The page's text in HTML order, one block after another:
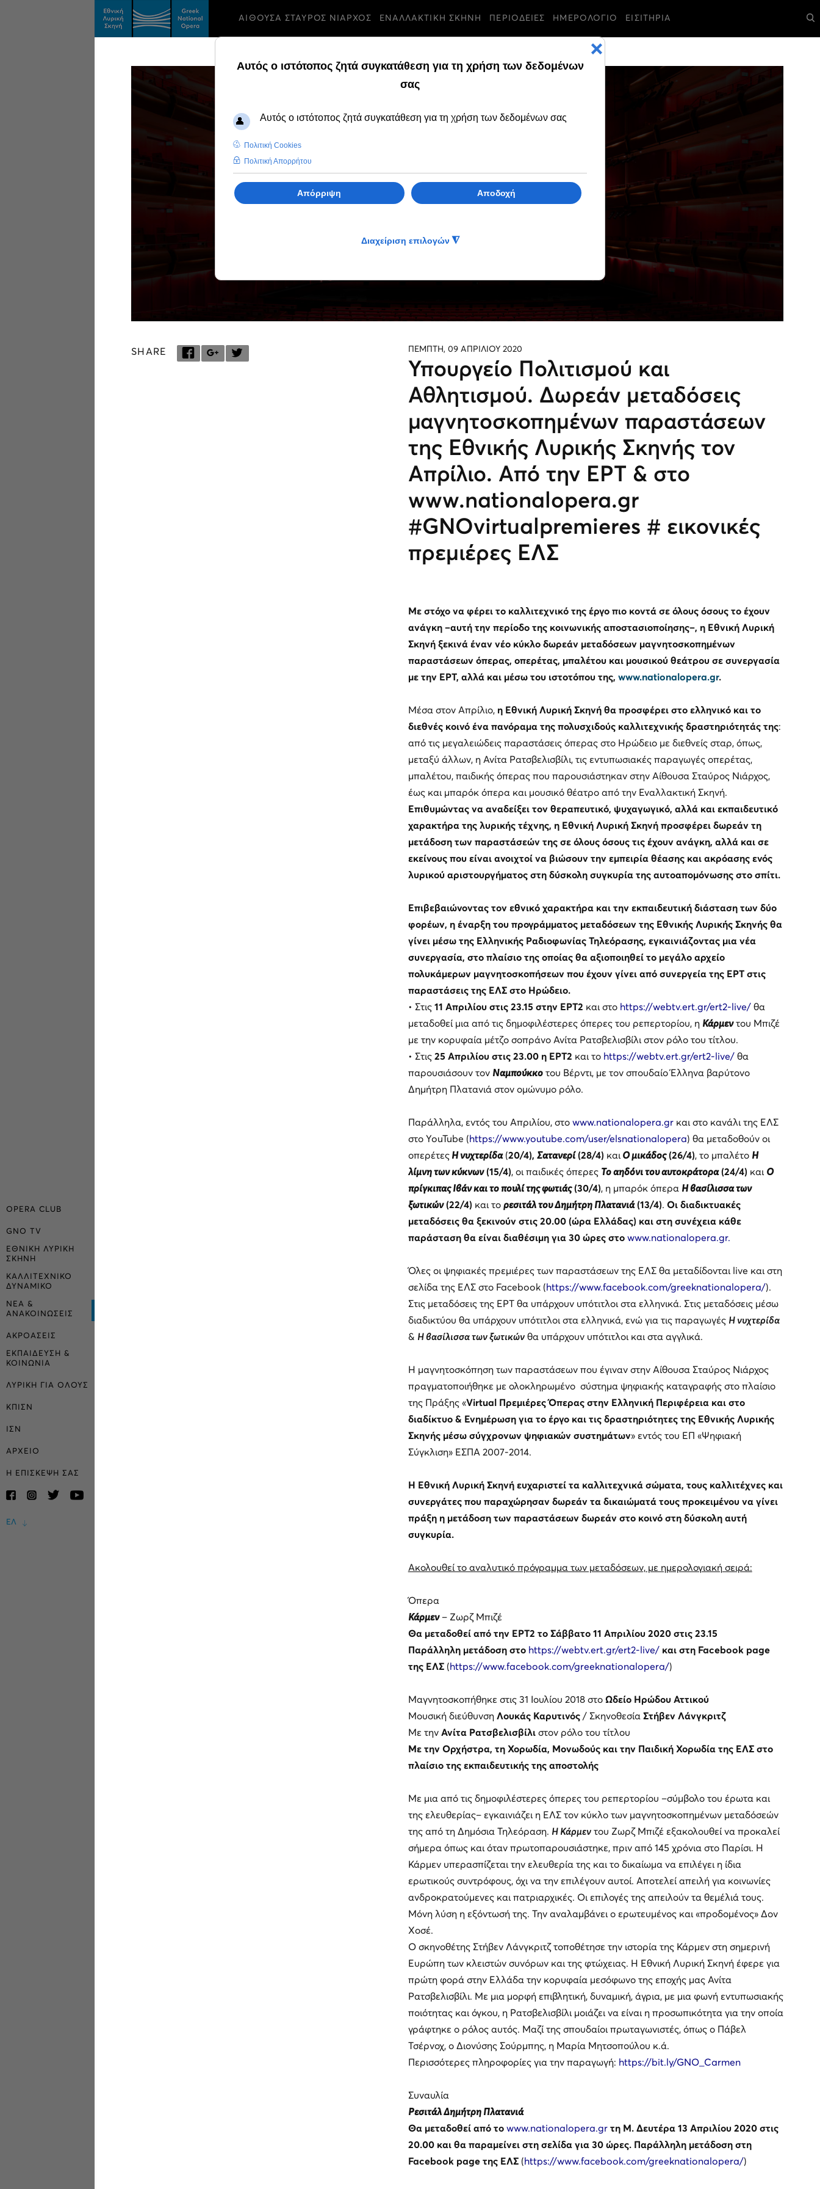
OPERA CLUB
GNO TV
ΕΘΝΙΚΗ ΛΥΡΙΚΗ
ΣΚΗΝΗ
ΚΑΛΛΙΤΕΧΝΙΚΟ
ΔΥΝΑΜΙΚΟ
ΝΕΑ &
ΑΝΑΚΟΙΝΩΣΕΙΣ
ΑΚΡΟΑΣΕΙΣ
ΕΚΠΑΙΔΕΥΣΗ &
ΚΟΙΝΩΝΙΑ
ΛΥΡΙΚΗ ΓΙΑ ΟΛΟΥΣ
ΚΠΙΣΝ
ΙΣΝ
ΑΡΧΕΙΟ
Η ΕΠΙΣΚΕΨΗ ΣΑΣ
ΕΛ
ΑΙΘΟΥΣΑ ΣΤΑΥΡΟΣ ΝΙΑΡΧΟΣ ΕΝΑΛΛΑΚΤΙΚΗ ΣΚΗΝΗ ΠΕΡΙΟΔΕΙΕΣ ΗΜΕΡΟΛΟΓΙΟ ΕΙΣΙΤΗΡΙΑ
SHARE ΠΕΜΠΤΗ, 09 ΑΠΡΙΛΙΟΥ 2020
Υπουργείο Πολιτισμού και
Αθλητισμού. Δωρεάν μεταδόσεις
μαγνητοσκοπημένων παραστάσεων
της Εθνικής Λυρικής Σκηνής τον
Απρίλιο. Από την ΕΡΤ & στο
www.nationalopera.gr
#GNOvirtualpremieres # εικονικές
πρεμιέρες ΕΛΣ
Με στόχο να φέρει το καλλιτεχνικό της έργο πιο κοντά σε όλους όσους το έχουν
ανάγκη –αυτή την περίοδο της κοινωνικής αποστασιοποίησης–, η Εθνική Λυρική
Σκηνή ξεκινά έναν νέο κύκλο δωρεάν μεταδόσεων μαγνητοσκοπημένων
παραστάσεων όπερας, οπερέτας, μπαλέτου και μουσικού θεάτρου σε συνεργασία
με την ΕΡΤ, αλλά και μέσω του ιστοτόπου της, www.nationalopera.gr.
Μέσα στον Απρίλιο, η Εθνική Λυρική Σκηνή θα προσφέρει στο ελληνικό και το
διεθνές κοινό ένα πανόραμα της πολυσχιδούς καλλιτεχνικής δραστηριότητάς της:
από τις μεγαλειώδεις παραστάσεις όπερας στο Ηρώδειο με διεθνείς σταρ, όπως,
μεταξύ άλλων, η Ανίτα Ρατσβελισβίλι, τις εντυπωσιακές παραγωγές οπερέτας,
μπαλέτου, παιδικής όπερας που παρουσιάστηκαν στην Αίθουσα Σταύρος Νιάρχος,
έως και μπαρόκ όπερα και μουσικό θέατρο από την Εναλλακτική Σκηνή.
Επιθυμώντας να αναδείξει τον θεραπευτικό, ψυχαγωγικό, αλλά και εκπαιδευτικό
χαρακτήρα της λυρικής τέχνης, η Εθνική Λυρική Σκηνή προσφέρει δωρεάν τη
μετάδοση των παραστάσεών της σε όλους όσους τις έχουν ανάγκη, αλλά και σε
εκείνους που είναι ανοιχτοί να βιώσουν την εμπειρία θέασης και ακρόασης ενός
λυρικού αριστουργήματος στη δύσκολη συγκυρία της αυτοαπομόνωσης στο σπίτι.
Επιβεβαιώνοντας τον εθνικό χαρακτήρα και την εκπαιδευτική διάσταση των δύο
φορέων, η έναρξη του προγράμματος μεταδόσεων της Εθνικής Λυρικής Σκηνής θα
γίνει μέσω της Ελληνικής Ραδιοφωνίας Τηλεόρασης, εγκαινιάζοντας μια νέα
συνεργασία, στο πλαίσιο της οποίας θα αξιοποιηθεί το μεγάλο αρχείο
πολυκάμερων μαγνητοσκοπήσεων που έχουν γίνει από συνεργεία της ΕΡΤ στις
παραστάσεις της ΕΛΣ στο Ηρώδειο.
• Στις 11 Απριλίου στις 23.15 στην ΕΡΤ2 και στο https://webtv.ert.gr/ert2-live/θα
μεταδοθεί μια από τις δημοφιλέστερες όπερες του ρεπερτορίου, η Κάρμεντου Μπιζέ
με την κορυφαία μέτζο σοπράνο Ανίτα Ρατσβελισβίλι στον ρόλο του τίτλου.
• Στις 25 Απριλίου στις 23.00 η ΕΡΤ2 και το https://webtv.ert.gr/ert2-live/θα
παρουσιάσουν τον Ναμπούκκοτου Βέρντι, με τον σπουδαίο Έλληνα βαρύτονο
Δημήτρη Πλατανιά στον ομώνυμο ρόλο.
Παράλληλα, εντός του Απριλίου, στο www.nationalopera.grκαι στο κανάλι της ΕΛΣ
στο YouTube (https://www.youtube.com/user/elsnationalopera) θα μεταδοθούν οι
οπερέτεςΗ νυχτερίδα(20/4), Σατανερί(28/4) καιΟ μικάδος(26/4), το μπαλέτο Η
λίμνη των κύκνων(15/4), οι παιδικές όπερες Το αηδόνι του αυτοκράτορα(24/4) και Ο
πρίγκιπας Ιβάν και το πουλί της φωτιάς(30/4), η μπαρόκ όπερα Η βασίλισσα των
ξωτικών(22/4) και το ρεσιτάλ του Δημήτρη Πλατανιά(13/4). Οι διαδικτυακές
μεταδόσεις θα ξεκινούν στις 20.00 (ώρα Ελλάδας) και στη συνέχεια κάθε
παράσταση θα είναι διαθέσιμη για 30 ώρες στοwww.nationalopera.gr.
Όλες οι ψηφιακές πρεμιέρες των παραστάσεων της ΕΛΣ θα μεταδίδονται live και στη
σελίδα της ΕΛΣ στο Facebook (https://www.facebook.com/greeknationalopera/).
Στις μεταδόσεις της ΕΡΤ θα υπάρχουν υπότιτλοι στα ελληνικά. Στις μεταδόσεις μέσω
διαδικτύου θα υπάρχουν υπότιτλοι στα ελληνικά, ενώ για τις παραγωγές Η νυχτερίδα
& Η βασίλισσα των ξωτικώνθα υπάρχουν υπότιτλοι και στα αγγλικά.
Η μαγνητοσκόπηση των παραστάσεων που έγιναν στην Αίθουσα Σταύρος Νιάρχος
πραγματοποιήθηκε με ολοκληρωμένο σύστημα ψηφιακής καταγραφής στο πλαίσιο
της Πράξης «Virtual Πρεμιέρες Όπερας στην Ελληνική Περιφέρεια και στο
διαδίκτυο & Ενημέρωση για το έργο και τις δραστηριότητες της Εθνικής Λυρικής
Σκηνής μέσω σύγχρονων ψηφιακών συστημάτων» εντός του ΕΠ «Ψηφιακή
Σύγκλιση» ΕΣΠΑ 2007-2014.
Η Εθνική Λυρική Σκηνή ευχαριστεί τα καλλιτεχνικά σώματα, τους καλλιτέχνες και
συνεργάτες που παραχώρησαν δωρεάν τα δικαιώματά τους προκειμένου να γίνει
πράξη η μετάδοση των παραστάσεων δωρεάν στο κοινό στη δύσκολη αυτή
συγκυρία.
Ακολουθεί το αναλυτικό πρόγραμμα των μεταδόσεων, με ημερολογιακή σειρά:
Όπερα
Κάρμεν– Ζωρζ Μπιζέ
Θα μεταδοθεί από την ΕΡΤ2 το Σάββατο 11 Απριλίου 2020 στις 23.15
Παράλληλη μετάδοση στο https://webtv.ert.gr/ert2-live/ και στη Facebook page
της ΕΛΣ(https://www.facebook.com/greeknationalopera/)
Μαγνητοσκοπήθηκε στις 31 Ιουλίου 2018 στο Ωδείο Ηρώδου Αττικού
Μουσική διεύθυνσηΛουκάς Καρυτινός/ Σκηνοθεσία Στήβεν Λάνγκριτζ
Με την Ανίτα Ρατσβελισβίλιστον ρόλο του τίτλου
Με την Ορχήστρα, τη Χορωδία, Μονωδούς και την Παιδική Χορωδία της ΕΛΣ στο
πλαίσιο της εκπαιδευτικής της αποστολής
Με μια από τις δημοφιλέστερες όπερες του ρεπερτορίου –σύμβολο του έρωτα και
της ελευθερίας– εγκαινιάζει η ΕΛΣ τον κύκλο των μαγνητοσκοπημένων μεταδόσεών
της από τη Δημόσια Τηλεόραση. Η Κάρμεντου Ζωρζ Μπιζέ εξακολουθεί να προκαλεί
σήμερα όπως και όταν πρωτοπαρουσιάστηκε, πριν από 145 χρόνια στο Παρίσι. Η
Κάρμεν υπερασπίζεται την ελευθερία της και το δικαίωμα να επιλέγει η ίδια
ερωτικούς συντρόφους, όχι να την επιλέγουν αυτοί. Αποτελεί απειλή για κοινωνίες
ανδροκρατούμενες και πατριαρχικές. Οι επιλογές της απειλούν τα θεμέλιά τους.
Μόνη λύση η εξόντωσή της. Την αναλαμβάνει ο ερωτευμένος και «προδομένος» Δον
Χοσέ.
Ο σκηνοθέτης Στήβεν Λάνγκριτζ τοποθέτησε την ιστορία της Κάρμεν στη σημερινή
Ευρώπη των κλειστών συνόρων και της φτώχειας. Η Εθνική Λυρική Σκηνή έφερε για
πρώτη φορά στην Ελλάδα την κορυφαία μεσόφωνο της εποχής μας Ανίτα
Ρατσβελισβίλι. Με μια μορφή επιβλητική, δυναμική, άγρια, με μια φωνή εντυπωσιακής
ποιότητας και όγκου, η Ρατσβελισβίλι μοιάζει να είναι η προσωπικότητα για την οποία
γράφτηκε ο ρόλος αυτός. Μαζί της σπουδαίοι πρωταγωνιστές, όπως ο Πάβελ
Τσέρνοχ, ο Διονύσης Σούρμπης, η Μαρία Μητσοπούλου κ.ά.
Περισσότερες πληροφορίες για την παραγωγή: https://bit.ly/GNO_Carmen
Συναυλία
Ρεσιτάλ Δημήτρη Πλατανιά
Θα μεταδοθεί από το www.nationalopera.gr τη Μ. Δευτέρα 13 Απριλίου 2020 στις
20.00 και θα παραμείνει στη σελίδα για 30 ώρες. Παράλληλη μετάδοση στη
Facebook page της ΕΛΣ(https://www.facebook.com/greeknationalopera/)